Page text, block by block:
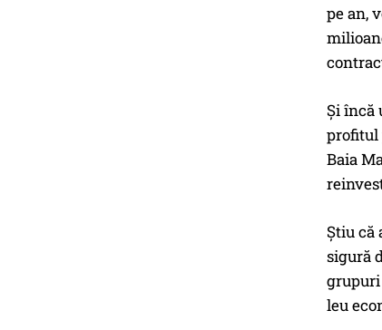
pe an,
Și încă
profitul
Baia
Știu că
sigură
grupuri
leu